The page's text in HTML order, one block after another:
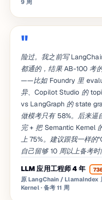
9 周
险过。我之前写
都通的，结果 AB-100 考
——比如 Foundry 里
异、Copilot Studio 的
vs LangGraph 的 state
做模考只有 58%。后来
完 + 把 Semantic Kernel
上 75%。建议跟我一样的
自己留够 10 周以上备考时
LLM 应用工程师 4 年
原 LangChain / LlamaIndex
Kernel· 备考 11 周